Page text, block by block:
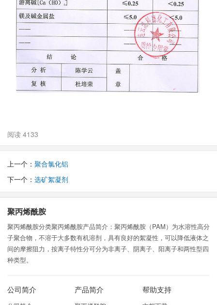
阅读 4133
上一个： 聚合氯化铝
下一个： 选矿絮凝剂
聚丙烯酰胺
聚丙烯酰胺分类聚丙烯酰胺产品简介：聚丙烯酰胺（PAM）为水溶性高分
子聚合物，不溶于大多数有机溶剂，具有良好的絮凝性，可以降低液体之
间的摩擦阻力，按离子特性分可分为非离子、阴离子、阳离子和两性型四
种类型。
公司简介 产品简介 帮助支持